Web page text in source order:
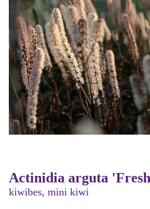
Actinidia arguta
kiwibes, mini kiwi